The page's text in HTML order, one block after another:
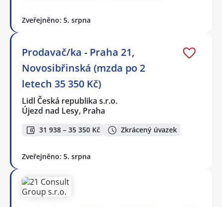
Zveřejněno: 5. srpna
Prodavač/ka - Praha 21,
Novosibřinská (mzda po 2
letech 35 350 Kč)
Lidl Česká republika s.r.o.
Újezd nad Lesy, Praha
31 938 – 35 350 Kč Zkrácený úvazek
Zveřejněno: 5. srpna